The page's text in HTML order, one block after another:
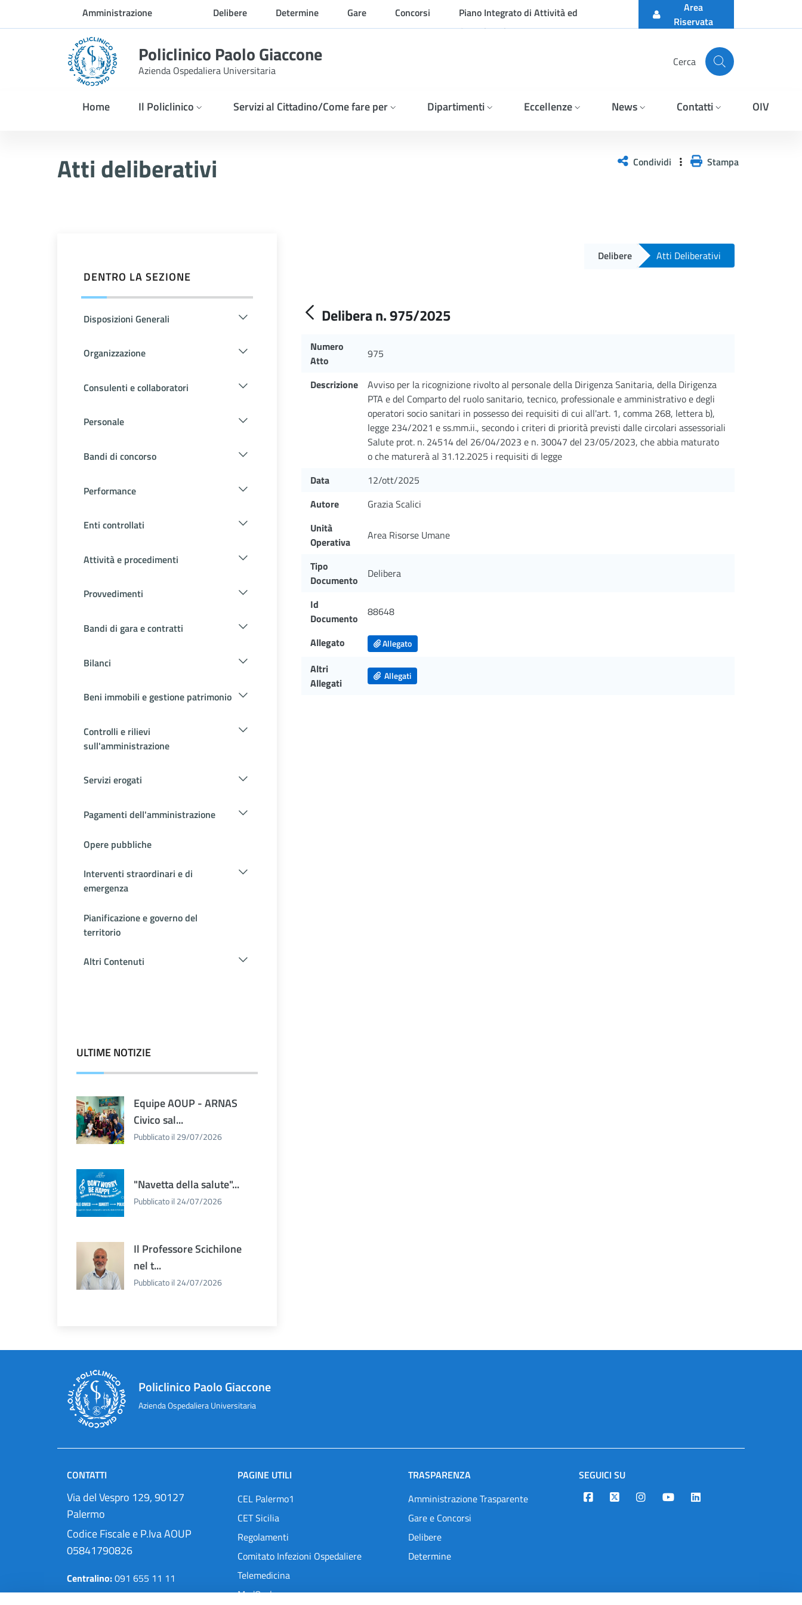
Skip to Main ContentAmministrazione
trasparente
Delibere Determine Gare Concorsi
Piano Integrato di Attività ed
Organizzazione
Area
Riservata
Policlinico Paolo Giaccone
Azienda Ospedaliera Universitaria
Cerca
Home Il Policlinico Servizi al Cittadino/Come fare per Dipartimenti Eccellenze News Contatti OIV
Atti deliberativi Condividi Stampa
DENTRO LA SEZIONE
Disposizioni Generali
Organizzazione
Consulenti e collaboratori
Personale
Bandi di concorso
Performance
Enti controllati
Attività e procedimenti
Provvedimenti
Bandi di gara e contratti
Bilanci
Beni immobili e gestione patrimonio
Controlli e rilievi
sull'amministrazione
Servizi erogati
Pagamenti dell'amministrazione
Opere pubbliche
Interventi straordinari e di
emergenza
Pianificazione e governo del
territorio
Altri Contenuti
ULTIME NOTIZIE
Equipe AOUP - ARNAS
Civico sal...
Pubblicato il 29/07/2026
"Navetta della salute"...
Pubblicato il 24/07/2026
Il Professore Scichilone
nel t...
Pubblicato il 24/07/2026
Delibere Atti Deliberativi
Delibera n. 975/2025
Numero
Atto
975
Descrizione
Avviso per la ricognizione rivolto al personale della Dirigenza Sanitaria, della Dirigenza
PTA e del Comparto del ruolo sanitario, tecnico, professionale e amministrativo e degli
operatori socio sanitari in possesso dei requisiti di cui all'art. 1, comma 268, lettera b),
legge 234/2021 e ss.mm.ii., secondo i criteri di priorità previsti dalle circolari assessoriali
Salute prot. n. 24514 del 26/04/2023 e n. 30047 del 23/05/2023, che abbia maturato
o che maturerà al 31.12.2025 i requisiti di legge
Data
12/ott/2025
Autore
Grazia Scalici
Unità
Operativa
Area Risorse Umane
Tipo
Documento
Delibera
Id
Documento
88648
Allegato Allegato
Altri
Allegati
Allegati
Policlinico Paolo Giaccone
Azienda Ospedaliera Universitaria
CONTATTI
Via del Vespro 129, 90127
Palermo
Codice Fiscale e P.Iva AOUP
05841790826
Centralino:091 655 11 11
Pec:protocollo@cert.policlinico.pa.it
PAGINE UTILI
CEL Palermo1
CET Sicilia
Regolamenti
Comitato Infezioni Ospedaliere
Telemedicina
MedOral
TRASPARENZA
Amministrazione Trasparente
Gare e Concorsi
Delibere
Determine
SEGUICI SU
Designers Italia
TwitterInstagramYoutubeLinkedin